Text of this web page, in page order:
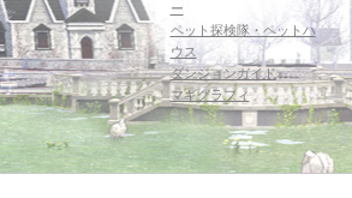
ー
ペット探検隊・ペットハ
ウス
ダンジョンガイド
マギグラフィ